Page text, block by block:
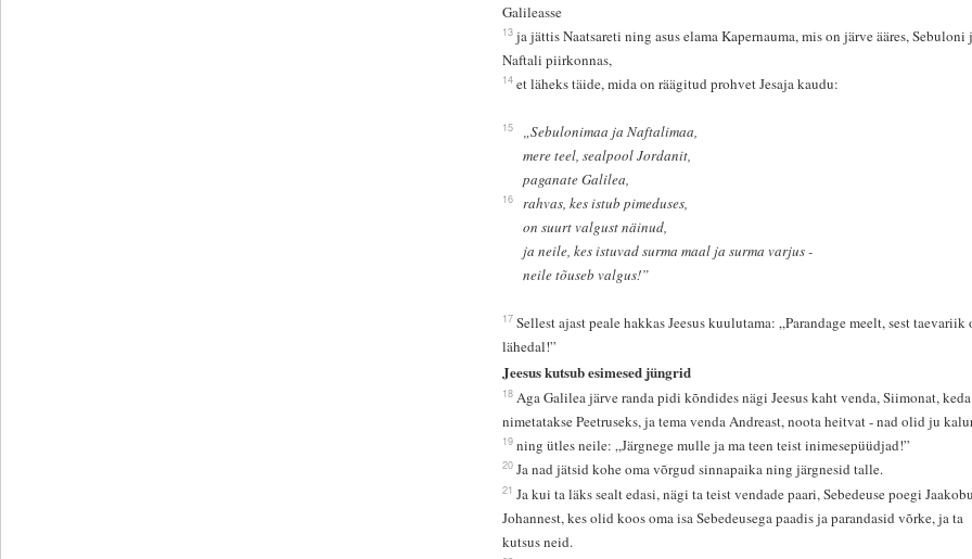
Galileasse
13 ja jättis Naatsareti ning asus elama Kapernauma, mis on järve ääres, Sebuloni
Naftali piirkonnas,
14 et läheks täide, mida on räägitud prohvet Jesaja kaudu:
15
„Sebulonimaa ja Naftalimaa,
mere teel, sealpool Jordanit,
paganate Galilea,
16
rahvas, kes istub pimeduses,
on suurt valgust näinud,
ja neile, kes istuvad surma maal ja surma varjus -
neile tõuseb valgus!”
17 Sellest ajast peale hakkas Jeesus kuulutama: „Parandage meelt, sest taevariik
lähedal!”
Jeesus kutsub esimesed jüngrid
18 Aga Galilea järve randa pidi kõndides nägi Jeesus kaht venda, Siimonat, keda
nimetatakse Peetruseks, ja tema venda Andreast, noota heitvat - nad olid ju
19 ning ütles neile: „Järgnege mulle ja ma teen teist inimesepüüdjad!”
20 Ja nad jätsid kohe oma võrgud sinnapaika ning järgnesid talle.
21 Ja kui ta läks sealt edasi, nägi ta teist vendade paari, Sebedeuse poegi
Johannest, kes olid koos oma isa Sebedeusega paadis ja parandasid võrke, ja ta
kutsus neid.